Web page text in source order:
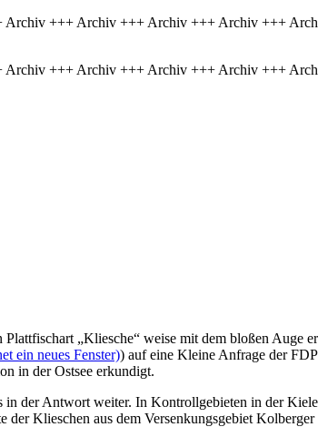
+++ Archiv +++ Archiv +++ Archiv +++
+++ Archiv +++ Archiv +++ Archiv +++
„Kliesche“ weise mit dem bloßen Auge
ein neues Fenster)) auf eine Kleine Anfrage der
in der Ostsee erkundigt.
in der Antwort weiter. In Kontrollgebieten in der
Klieschen aus dem Versenkungsgebiet